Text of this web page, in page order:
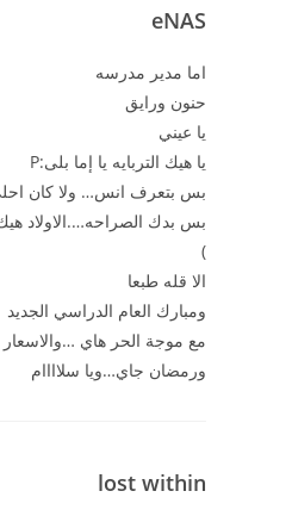
eNAS
اما مدير مدرسه
حنون ورايق
يا عيني
يا هيك التربايه يا إما بلى:P
بس بتعرف انس… ولا كان
بس بدك الصراحه….الاولاد
)
الا قله طبعا
ومبارك العام الدراسي الجديد
مع موجة الحر هاي …والاسعار
ورمضان جاي…ويا سلاااام
lost within